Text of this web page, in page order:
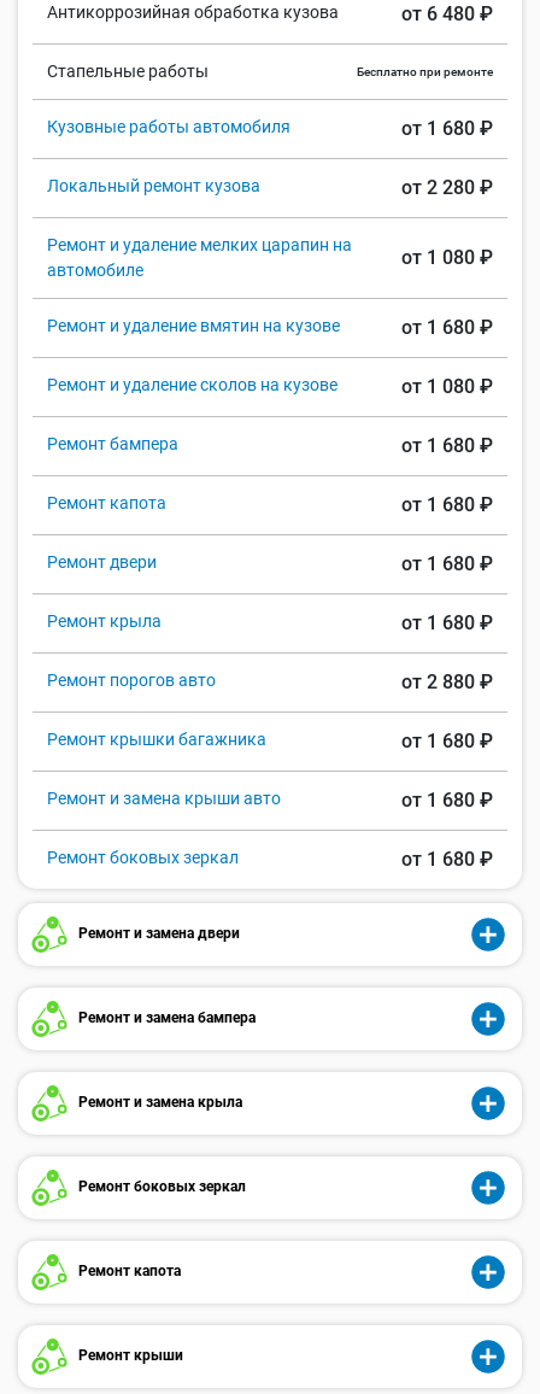
Антикоррозийная обработка кузова от 6 480 ₽
Стапельные работы Бесплатно при ремонте
Кузовные работы автомобиля от 1 680 ₽
Локальный ремонт кузова от 2 280 ₽
Ремонт и удаление мелких царапин на
автомобиле
от 1 080 ₽
Ремонт и удаление вмятин на кузове от 1 680 ₽
Ремонт и удаление сколов на кузове от 1 080 ₽
Ремонт бампера от 1 680 ₽
Ремонт капота от 1 680 ₽
Ремонт двери от 1 680 ₽
Ремонт крыла от 1 680 ₽
Ремонт порогов авто от 2 880 ₽
Ремонт крышки багажника от 1 680 ₽
Ремонт и замена крыши авто от 1 680 ₽
Ремонт боковых зеркал от 1 680 ₽
Ремонт и замена двери
Ремонт и замена бампера
Ремонт и замена крыла
Ремонт боковых зеркал
Ремонт капота
Ремонт крыши